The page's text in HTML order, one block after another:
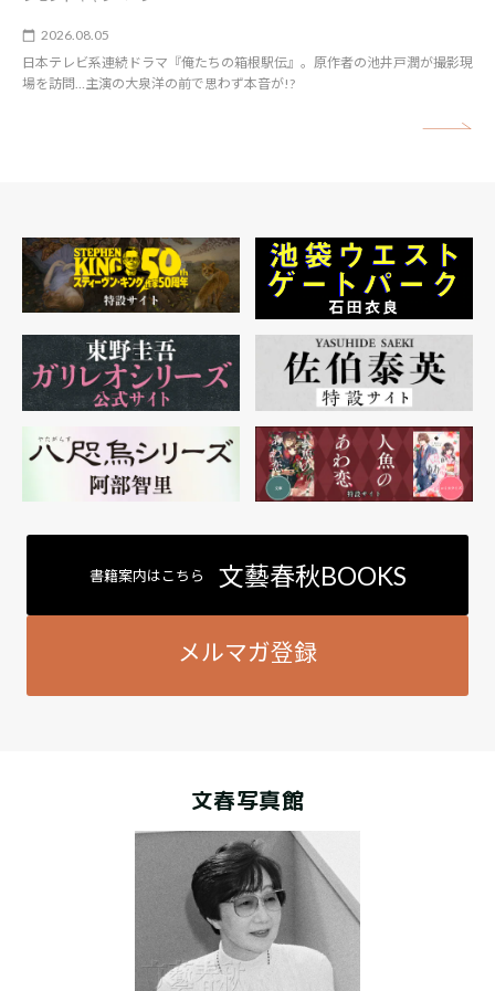
2026.08.05
日本テレビ系連続ドラマ『俺たちの箱根駅伝』。原作者の池井戸潤が撮影現
場を訪問…主演の大泉洋の前で思わず本音が!?
書籍案内はこちら 文藝春秋BOOKS
メルマガ登録
文春写真館